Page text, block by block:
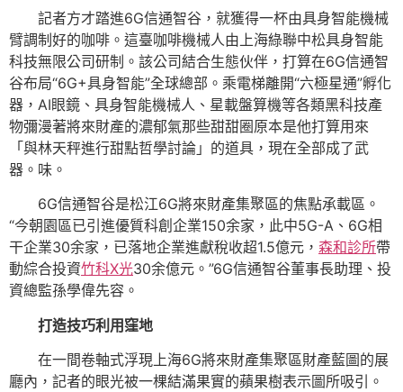
記者方才踏進6G信通智谷，就獲得一杯由具身智能機械
臂調制好的咖啡。這臺咖啡機械人由上海綠聯中松具身智能
科技無限公司研制。該公司結合生態伙伴，打算在6G信通智
谷布局“6G+具身智能”全球總部。乘電梯離開“六極星通”孵化
器，AI眼鏡、具身智能機械人、星載盤算機等各類黑科技產
物彌漫著將來財產的濃郁氣那些甜甜圈原本是他打算用來
「與林天秤進行甜點哲學討論」的道具，現在全部成了武
器。味。
6G信通智谷是松江6G將來財產集聚區的焦點承載區。
“今朝園區已引進優質科創企業150余家，此中5G-A、6G相
干企業30余家，已落地企業進獻稅收超1.5億元， 森和診所帶
動綜合投資竹科X光30余億元。”6G信通智谷董事長助理、投
資總監孫學偉先容。
打造技巧利用窪地
在一間卷軸式浮現上海6G將來財產集聚區財產藍圖的展
廳內，記者的眼光被一棵結滿果實的蘋果樹表示圖所吸引。